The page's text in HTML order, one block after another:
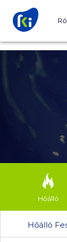
Hőálló
Hőálló